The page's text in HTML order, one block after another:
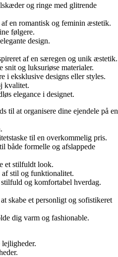
og ringe med glitrende
en romantisk og feminin æstetik.
følgere.
design.
af en særegen og unik æstetik.
snit og luksuriøse materialer.
i eksklusive designs eller styles.
kvalitet.
elegance i designet.
til at organisere dine ejendele på en
til en overkommelig pris.
både formelle og afslappede
et stilfuldt look.
stil og funktionalitet.
og komfortabel hverdag.
skabe et personligt og sofistikeret
dig varm og fashionable.